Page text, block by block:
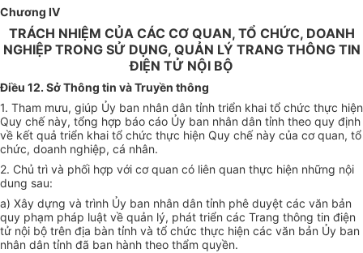
Chương IV
TRÁCH NHIỆM CỦA CÁC CƠ QUAN, TỔ CHỨC, DOANH
NGHIỆP TRONG SỬ DỤNG, QUẢN LÝ TRANG THÔNG TIN
ĐIỆN TỬ NỘI BỘ
Điều 12. Sở Thông tin và Truyền thông
1. Tham mưu, giúp Ủy ban nhân dân tỉnh triển khai tổ chức thực hiện
Quy chế này, tổng hợp báo cáo Ủy ban nhân dân tỉnh theo quy định
về kết quả triển khai tổ chức thực hiện Quy chế này của cơ quan, tổ
chức, doanh nghiệp, cá nhân.
2. Chủ trì và phối hợp với cơ quan có liên quan thực hiện những nội
dung sau:
a) Xây dựng và trình Ủy ban nhân dân tỉnh phê duyệt các văn bản
quy phạm pháp luật về quản lý, phát triển các Trang thông tin điện
tử nội bộ trên địa bàn tỉnh và tổ chức thực hiện các văn bản Ủy ban
nhân dân tỉnh đã ban hành theo thẩm quyền.